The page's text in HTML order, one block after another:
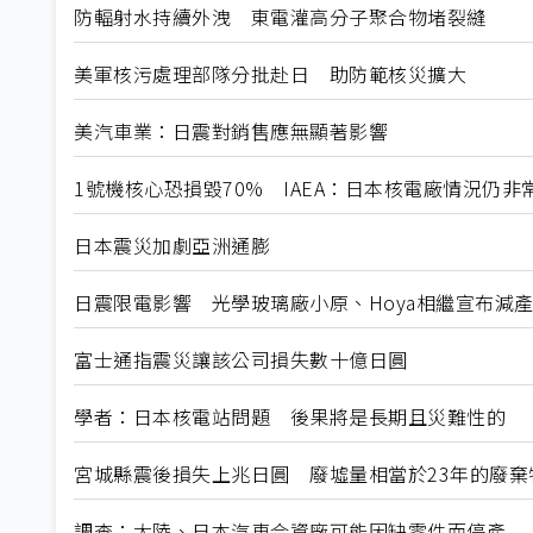
防輻射水持續外洩 東電灌高分子聚合物堵裂縫
美軍核污處理部隊分批赴日 助防範核災擴大
美汽車業：日震對銷售應無顯著影響
1號機核心恐損毀70% IAEA：日本核電廠情況仍非
日本震災加劇亞洲通膨
日震限電影響 光學玻璃廠小原、Hoya相繼宣布減產
富士通指震災讓該公司損失數十億日圓
學者：日本核電站問題 後果將是長期且災難性的
宮城縣震後損失上兆日圓 廢墟量相當於23年的廢棄